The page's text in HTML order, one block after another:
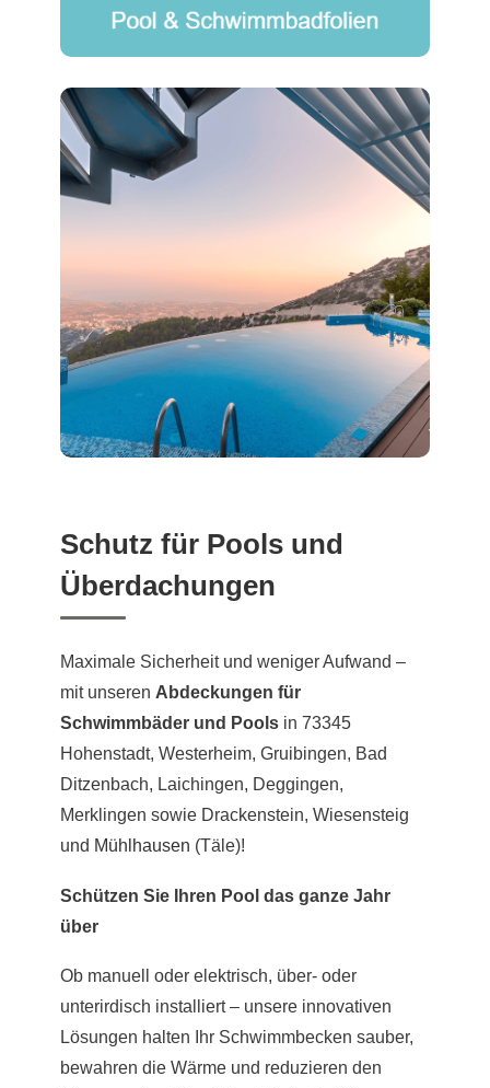
Schutz für Pools und
Überdachungen
Maximale Sicherheit und weniger Aufwand –
mit unseren Abdeckungen für
Schwimmbäder und Pools in 73345
Hohenstadt, Westerheim, Gruibingen, Bad
Ditzenbach, Laichingen, Deggingen,
Merklingen sowie Drackenstein, Wiesensteig
und Mühlhausen (Täle)!
Schützen Sie Ihren Pool das ganze Jahr
über
Ob manuell oder elektrisch, über- oder
unterirdisch installiert – unsere innovativen
Lösungen halten Ihr Schwimmbecken sauber,
bewahren die Wärme und reduzieren den